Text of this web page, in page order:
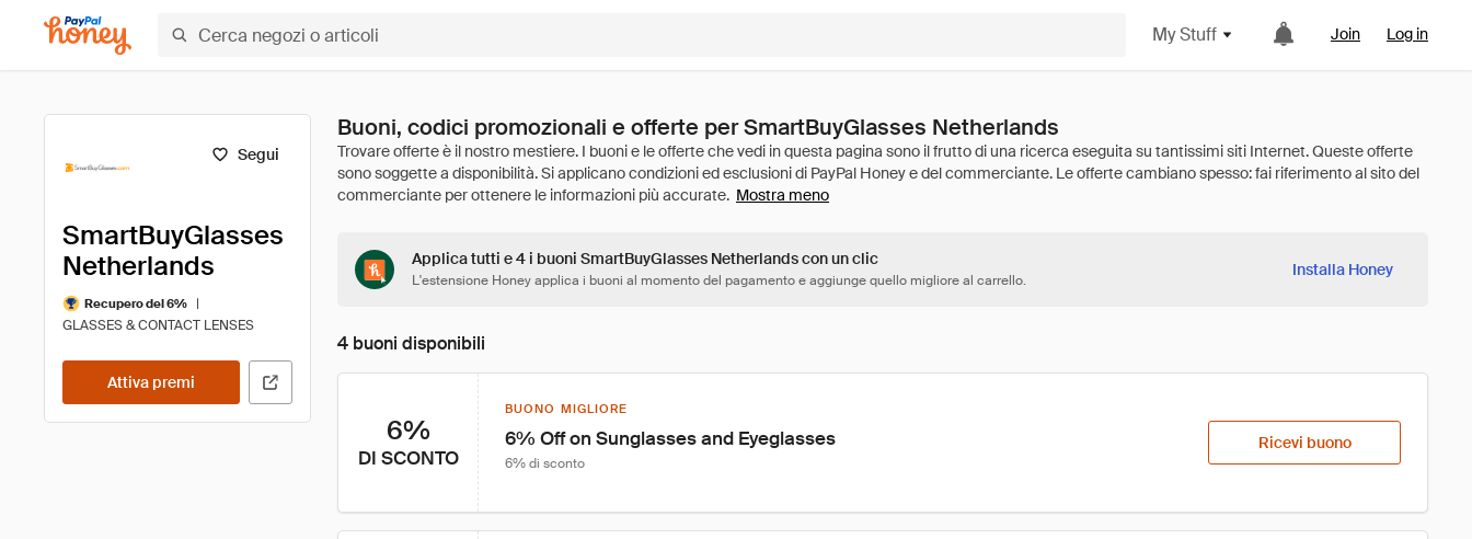
My Stuff Join Log in
Segui
SmartBuyGlasses
Netherlands
Recupero del 6%
|
GLASSES & CONTACT LENSES
Attiva premi
Buoni, codici promozionali e offerte per SmartBuyGlasses Netherlands
Mostra meno
Applica tutti e 4 i buoni SmartBuyGlasses Netherlands con un clic
L'estensione Honey applica i buoni al momento del pagamento e aggiunge quello migliore al carrello.
Installa Honey
4 buoni disponibili
6%
DI SCONTO
BUONO MIGLIORE
6% Off on Sunglasses and Eyeglasses
6% di sconto
Ricevi buono